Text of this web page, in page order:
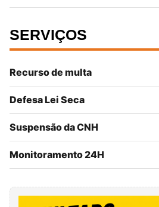
SERVIÇOS
Recurso de multa
Defesa Lei Seca
Suspensão da CNH
Monitoramento 24H